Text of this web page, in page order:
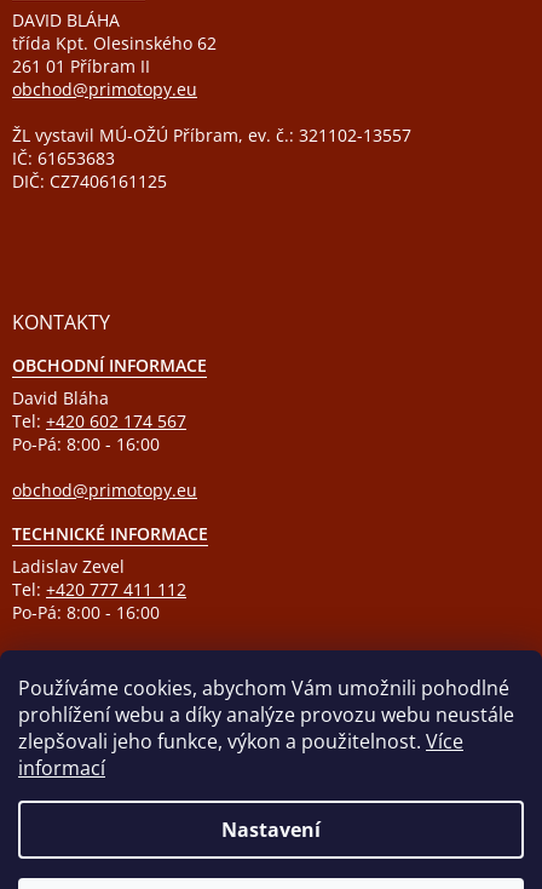
Používáme cookies, abychom Vám umožnili pohodlné
prohlížení webu a díky analýze provozu webu neustále
zlepšovali jeho funkce, výkon a použitelnost. Více
informací
Nastavení
DAVID BLÁHA
třída Kpt. Olesinského 62
261 01 Příbram II
obchod@primotopy.eu
ŽL vystavil MÚ-OŽÚ Příbram, ev. č.: 321102-13557
IČ: 61653683
DIČ: CZ7406161125
KONTAKTY
OBCHODNÍ INFORMACE
David Bláha
Tel: +420 602 174 567
Po-Pá: 8:00 - 16:00
obchod@primotopy.eu
TECHNICKÉ INFORMACE
Ladislav Zevel
Tel: +420 777 411 112
Po-Pá: 8:00 - 16:00
podpora@primotopy.eu